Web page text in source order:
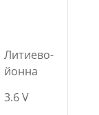
Литиево-
йонна
3.6 V